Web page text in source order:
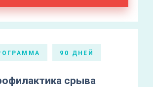
90 ДНЕЙ
срыва